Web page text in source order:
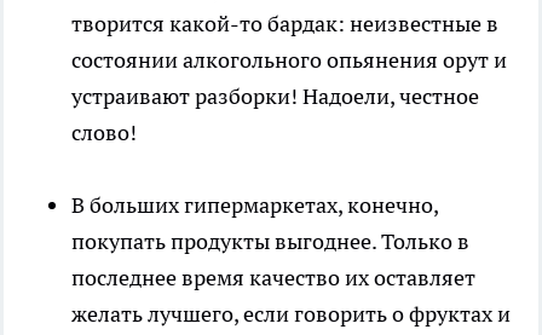
творится какой-то бардак: неизвестные в
состоянии алкогольного опьянения орут и
устраивают разборки! Надоели, честное
слово!
В больших гипермаркетах, конечно,
покупать продукты выгоднее. Только в
последнее время качество их оставляет
желать лучшего, если говорить о фруктах и